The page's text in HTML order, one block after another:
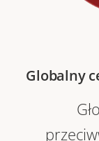
Globalny